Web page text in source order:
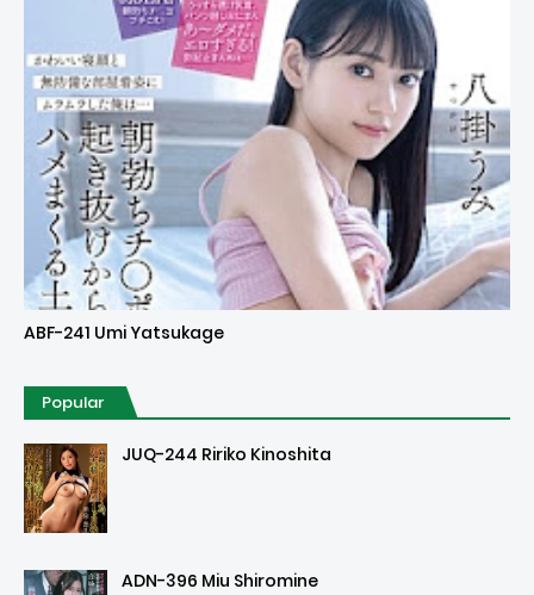
Uncensored
ABF-241 Umi Yatsukage
Popular
JUQ-244 Ririko Kinoshita
ADN-396 Miu Shiromine